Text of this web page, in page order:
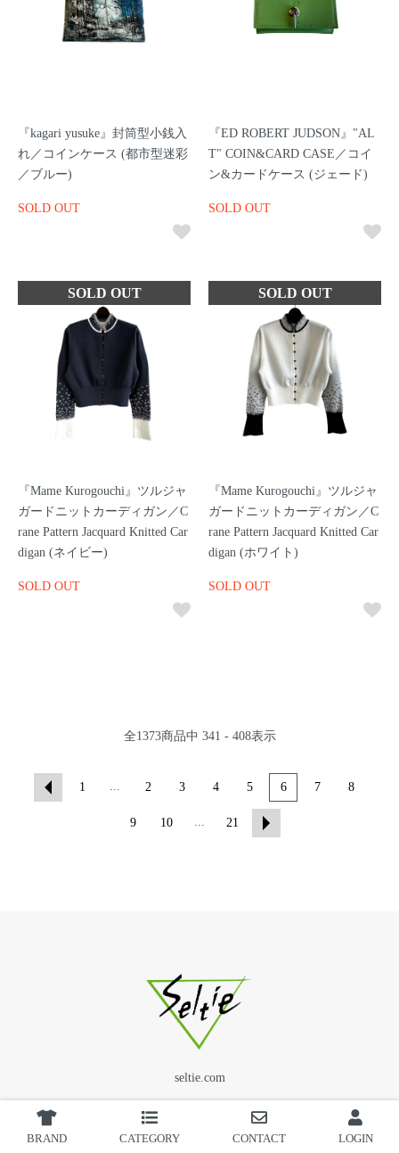
BRAND CATEGORY CONTACT LOGIN
『kagari yusuke』封筒型小銭入
れ／コインケース (都市型迷彩
／ブルー)
SOLD OUT
『ED ROBERT JUDSON』"AL
T" COIN&CARD CASE／コイ
ン&カードケース (ジェード)
SOLD OUT
『Mame Kurogouchi』ツルジャ
ガードニットカーディガン／C
rane Pattern Jacquard Knitted Car
digan (ネイビー)
SOLD OUT
『Mame Kurogouchi』ツルジャ
ガードニットカーディガン／C
rane Pattern Jacquard Knitted Car
digan (ホワイト)
SOLD OUT
全1373商品中 341 - 408表示
1 ... 2 3 4 5 6 7 8
9 10 ... 21
seltie.com